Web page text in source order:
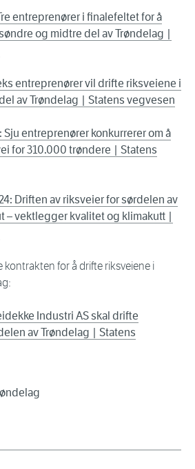
entreprenører i finalefeltet for å
og midtre del av Trøndelag |
entreprenører vil drifte riksveiene i
av Trøndelag | Statens vegvesen
Sju entreprenører konkurrerer om å
for 310.000 trøndere | Statens
Driften av riksveier for sørdelen av
– vektlegger kvalitet og klimakutt |
kontrakten for å drifte riksveiene i
Industri AS skal drifte
av Trøndelag | Statens